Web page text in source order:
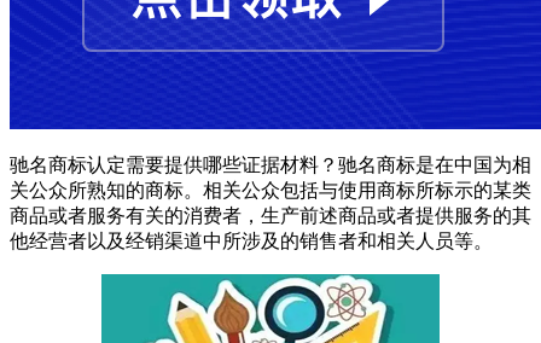
驰名商标认定需要提供哪些证据材料？驰名商标是在中国为相
关公众所熟知的商标。相关公众包括与使用商标所标示的某类
商品或者服务有关的消费者，生产前述商品或者提供服务的其
他经营者以及经销渠道中所涉及的销售者和相关人员等。